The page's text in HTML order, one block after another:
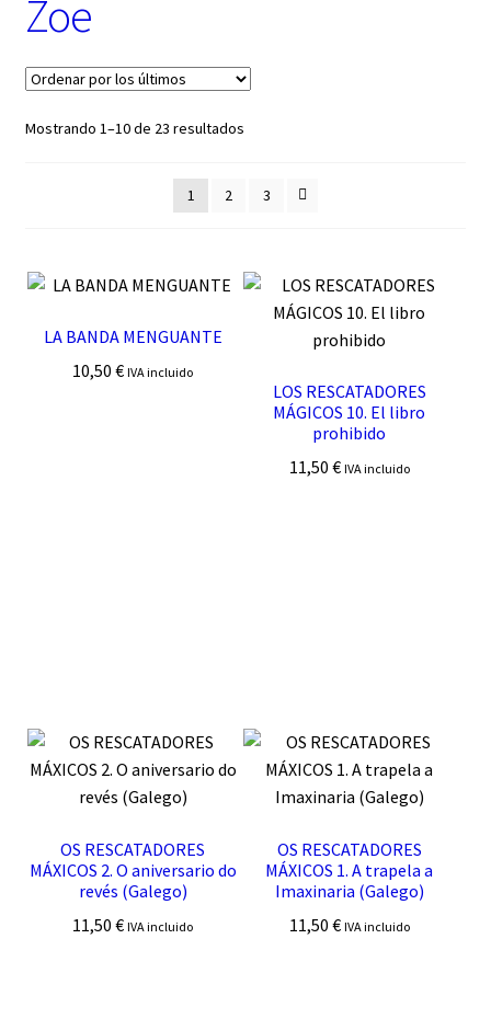
e
o
í
Zoe
Mostrando 1–10 de 23 resultadosOrdenado
últimos
1 2 3
LA BANDA MENGUANTE
10,50€ IVA incluido
LOS RESCATADORES
MÁGICOS 10. El libro
prohibido
11,50 € IVA incluido
OS RESCATADORES
MÁXICOS 2. O aniversario do
revés (Galego)
11,50€ IVA incluido
OS RESCATADORES
MÁXICOS 1. A trapela a
Imaxinaria (Galego)
11,50 € IVA incluido